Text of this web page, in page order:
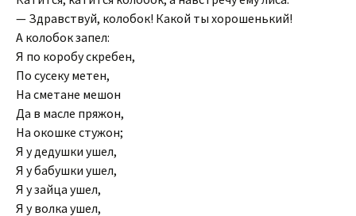
— Здравствуй, колобок! Какой ты хорошенький!
А колобок запел:
Я по коробу скребен,
По сусеку метен,
На сметане мешон
Да в масле пряжон,
На окошке стужон;
Я у дедушки ушел,
Я у бабушки ушел,
Я у зайца ушел,
Я у волка ушел,